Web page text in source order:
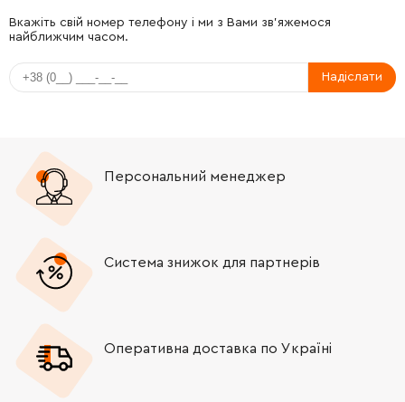
- +
EE73113610
EE73116100
EE80601133
EE80201252
EE83000053 41.00 Грн - +
EE85000061
Вкажіть свій номер телефону і ми з Вами зв'яжемося
найближчим часом.
Надіслати
Персональний менеджер
Система знижок для партнерів
Оперативна доставка по Україні